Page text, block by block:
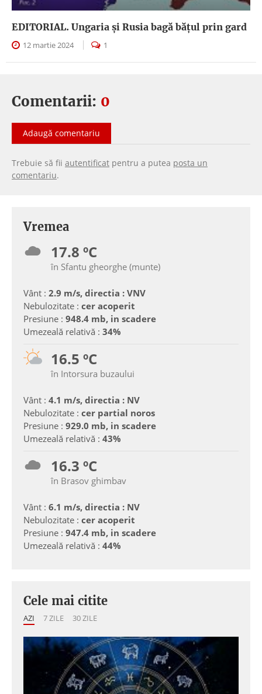
EDITORIAL. Ungaria şi Rusia bagă băţul prin gard
12 martie 2024 1
Comentarii: 0
Adaugă comentariu
Trebuie să fii autentificat pentru a putea posta un
comentariu.
Vremea
17.8 ºC
în Sfantu gheorghe (munte)
Vânt : 2.9 m/s, directia : VNV
Nebulozitate : cer acoperit
Presiune : 948.4 mb, in scadere
Umezeală relativă : 34%
16.5 ºC
în Intorsura buzaului
Vânt : 4.1 m/s, directia : NV
Nebulozitate : cer partial noros
Presiune : 929.0 mb, in scadere
Umezeală relativă : 43%
16.3 ºC
în Brasov ghimbav
Vânt : 6.1 m/s, directia : NV
Nebulozitate : cer acoperit
Presiune : 947.4 mb, in scadere
Umezeală relativă : 44%
Cele mai citite
AZI 7 ZILE 30 ZILE